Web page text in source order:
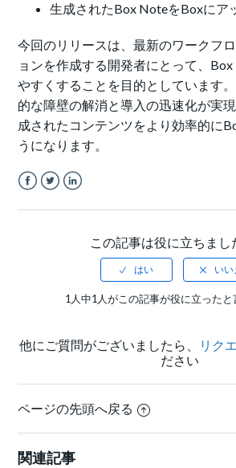
生成されたBox NoteをBoxにア
今回のリリースは、最新のワークフ
ョンを作成する開発者にとって、
やすくすることを目的としています
的な障壁の解消と導入の迅速化が実
成されたコンテンツをより効率的に
うになります。
この記事は役に立ちまし
1人中1人がこの記事が役に立ったと
他にご質問がございましたら、 リク
ださい
ページの先頭へ戻る
関連記事